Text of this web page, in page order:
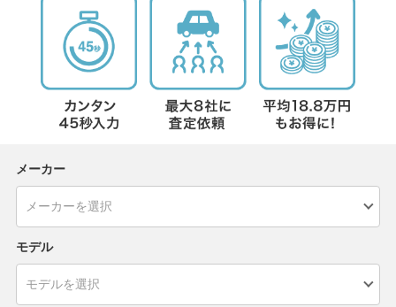
メーカー
モデル